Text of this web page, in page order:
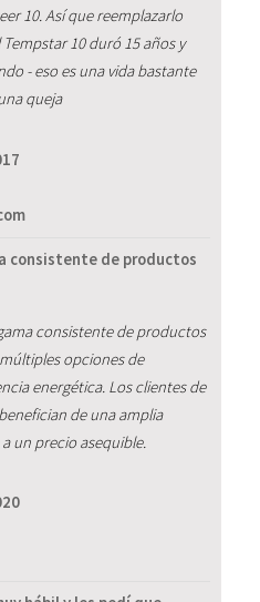
10. Así que reemplazarlo
10 duró 15 años y
- eso es una vida bastante
queja
consistente de productos
consistente de productos
opciones de
energética. Los clientes de
de una amplia
un precio asequible.